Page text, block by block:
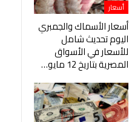
أسعار
أسعار الأسماك والجمبري
اليوم تحديث شامل
للأسعار في الأسواق
المصرية بتاريخ 12 مايو…